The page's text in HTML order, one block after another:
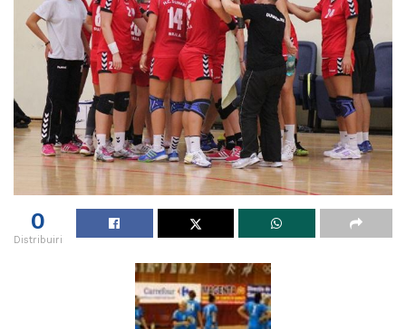
0
Distribuiri